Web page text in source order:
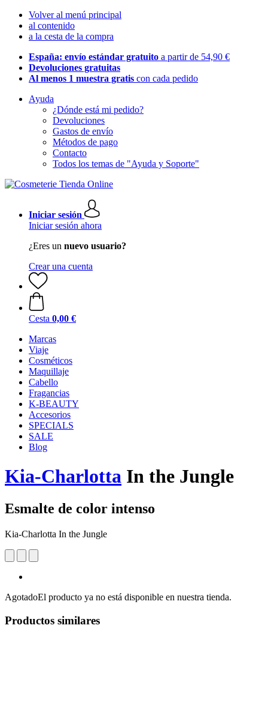
Volver al menú principal
al contenido
a la cesta de la compra
España: envío estándar gratuito a partir de 54,90 €
Devoluciones gratuitas
Al menos 1 muestra gratis con cada pedido
Ayuda
¿Dónde está mi pedido?
Devoluciones
Gastos de envío
Métodos de pago
Contacto
Todos los temas de "Ayuda y Soporte"
Iniciar sesión
Iniciar sesión ahora
¿Eres un nuevo usuario?
Crear una cuenta
Cesta 0,00 €
Marcas
Viaje
Cosméticos
Maquillaje
Cabello
Fragancias
K-BEAUTY
Accesorios
SPECIALS
SALE
Blog
Kia-Charlotta In the Jungle
Esmalte de color intenso
Kia-Charlotta In the Jungle
AgotadoEl producto ya no está disponible en nuestra tienda.
Productos similares